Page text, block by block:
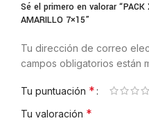
Sé el primero en valorar “PACK
AMARILLO 7×15”
Tu dirección de correo
campos obligatorios están
Tu puntuación *
Tu valoración *